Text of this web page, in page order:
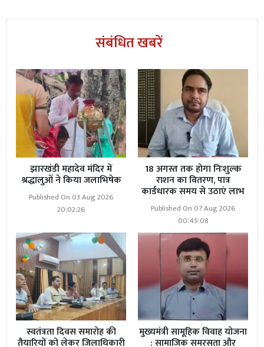
संबंधित खबरें
झारखंडी महादेव मंदिर में
श्रद्धालुओं ने किया जलाभिषेक
Published On 03 Aug 2026
20:02:26
18 अगस्त तक होगा निःशुल्क
राशन का वितरण, पात्र
कार्डधारक समय से उठाएं लाभ
Published On 07 Aug 2026
00:45:08
स्वतंत्रता दिवस समारोह की
तैयारियों को लेकर जिलाधिकारी
मुख्यमंत्री सामूहिक विवाह योजना
: सामाजिक समरसता और